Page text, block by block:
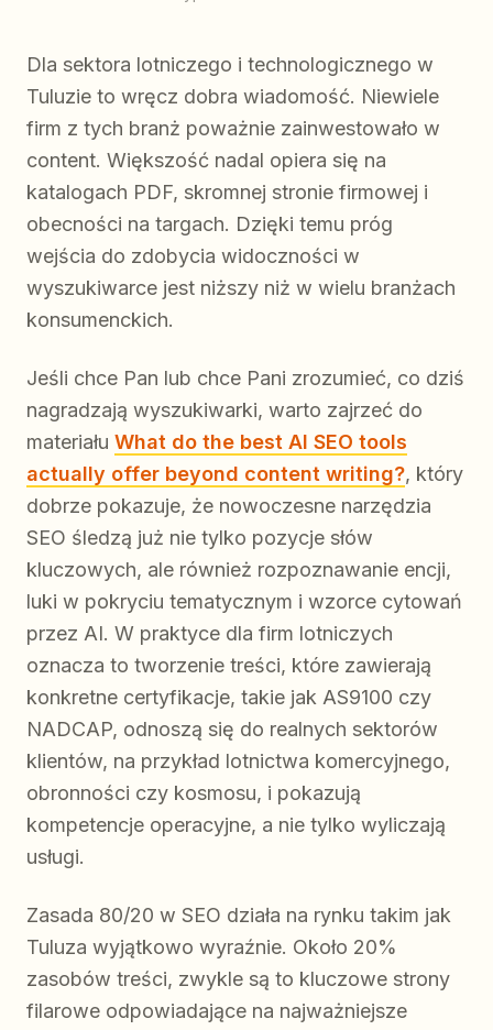
Dla sektora lotniczego i technologicznego w
Tuluzie to wręcz dobra wiadomość. Niewiele
firm z tych branż poważnie zainwestowało w
content. Większość nadal opiera się na
katalogach PDF, skromnej stronie firmowej i
obecności na targach. Dzięki temu próg
wejścia do zdobycia widoczności w
wyszukiwarce jest niższy niż w wielu branżach
konsumenckich.
Jeśli chce Pan lub chce Pani zrozumieć, co dziś
nagradzają wyszukiwarki, warto zajrzeć do
materiału What do the best AI SEO tools
actually offer beyond content writing?, który
dobrze pokazuje, że nowoczesne narzędzia
SEO śledzą już nie tylko pozycje słów
kluczowych, ale również rozpoznawanie encji,
luki w pokryciu tematycznym i wzorce cytowań
przez AI. W praktyce dla firm lotniczych
oznacza to tworzenie treści, które zawierają
konkretne certyfikacje, takie jak AS9100 czy
NADCAP, odnoszą się do realnych sektorów
klientów, na przykład lotnictwa komercyjnego,
obronności czy kosmosu, i pokazują
kompetencje operacyjne, a nie tylko wyliczają
usługi.
Zasada 80/20 w SEO działa na rynku takim jak
Tuluza wyjątkowo wyraźnie. Około 20%
zasobów treści, zwykle są to kluczowe strony
filarowe odpowiadające na najważniejsze